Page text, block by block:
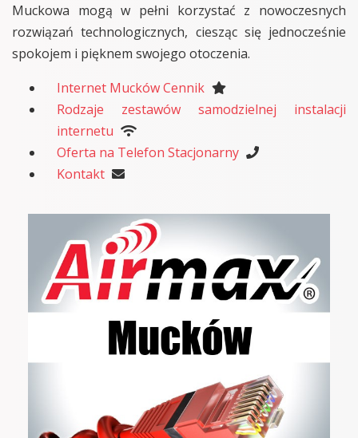
Muckowa mogą w pełni korzystać z nowoczesnych
rozwiązań technologicznych, ciesząc się jednocześnie
spokojem i pięknem swojego otoczenia.
Internet Mucków Cennik
Rodzaje zestawów samodzielnej instalacji
internetu
Oferta na Telefon Stacjonarny
Kontakt